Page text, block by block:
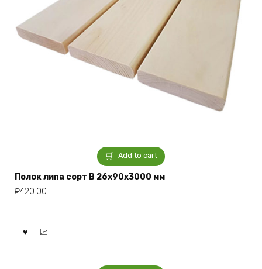
Add to cart
Полок липа сорт В 26x90x3000 мм
₽420.00